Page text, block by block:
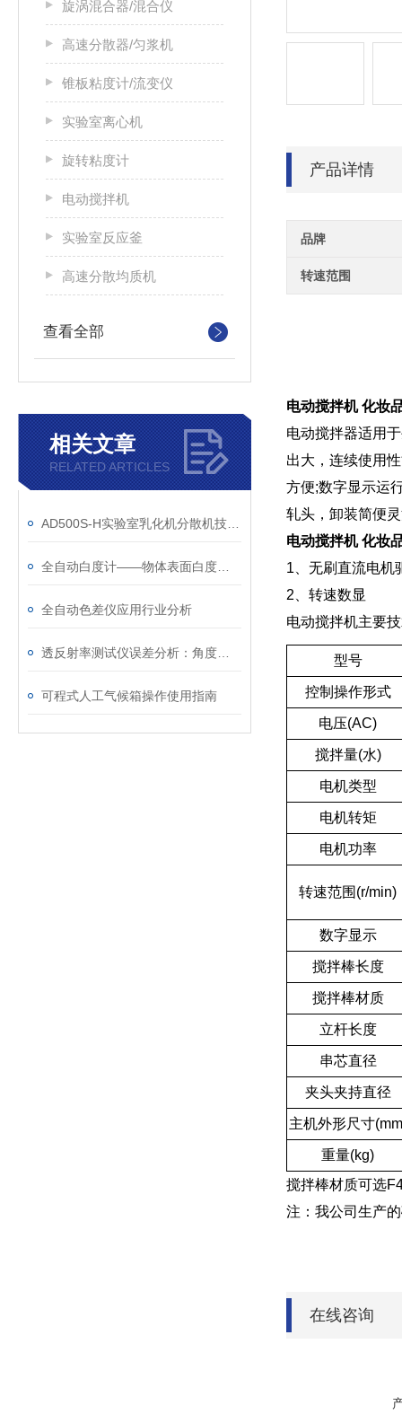
旋涡混合器/混合仪
高速分散器/匀浆机
锥板粘度计/流变仪
实验室离心机
旋转粘度计
电动搅拌机
实验室反应釜
高速分散均质机
查看全部
相关文章
RELATED ARTICLES
全自动色差仪应用行业分析
可程式人工气候箱操作使用指南
产品详情
品牌
转速范围
电动搅拌机 化妆
电动搅拌器适用
出大，连续使用
方便;数字显示运
轧头，卸装简便
电动搅拌机 化妆
1、无刷直流电机
2、转速数显
电动搅拌机主要
型号
控制操作形式
电压(AC)
搅拌量(水)
电机类型
电机转矩
电机功率
转速范围(r/min)
数字显示
搅拌棒长度
搅拌棒材质
立杆长度
串芯直径
夹头夹持直径
主机外形尺寸
重量(kg)
搅拌棒材质可选
注：我公司生产
在线咨询